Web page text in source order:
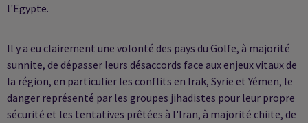
l'Egypte.
Il y a eu clairement une volonté des pays du Golfe, à majorité
sunnite, de dépasser leurs désaccords face aux enjeux vitaux de
la région, en particulier les conflits en Irak, Syrie et Yémen, le
danger représenté par les groupes jihadistes pour leur propre
sécurité et les tentatives prêtées à l'Iran, à majorité chiite, de